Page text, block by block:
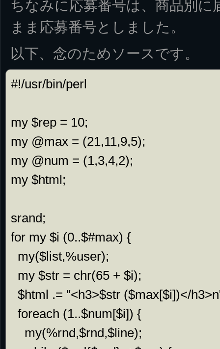
ちなみに応募番号は、商品別に
まま応募番号としました。
以下、念のためソースです。
#!/usr/bin/perl
my $rep = 10;
my @max = (21,11,9,5);
my @num = (1,3,4,2);
my $html;
srand;
for my $i (0..$#max) {